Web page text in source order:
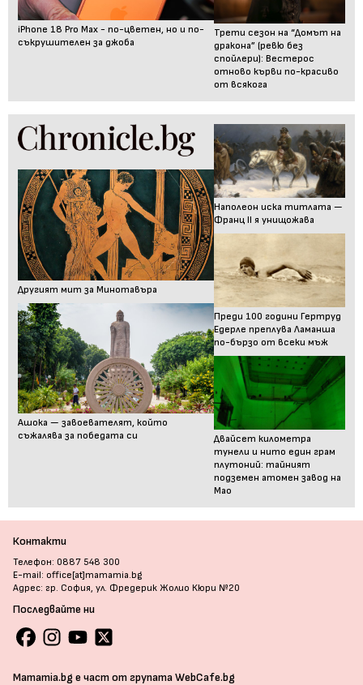
iPhone 18 Pro Max - по-цветен, но и по-
съкрушителен за джоба
Трети сезон на “Домът на
дракона” (ревю без
спойлери): Вестерос
отново кърви по-красиво
от всякога
Другият мит за Минотавъра
Ашока — завоевателят, който
съжалява за победата си
Наполеон иска титлата —
Франц II я унищожава
Преди 100 години Гертруд
Едерле преплува Ламанша
по-бързо от всеки мъж
Двайсет километра
тунели и нито един грам
плутоний: тайният
подземен атомен завод на
Мао
Контакти
Телефон: 0887 548 300
E-mail: office[at]mamamia.bg
Адрес: гр. София, ул. Фредерик Жолио Кюри №20
Последвайте ни
Mamamia.bg е част от групата WebCafe.bg